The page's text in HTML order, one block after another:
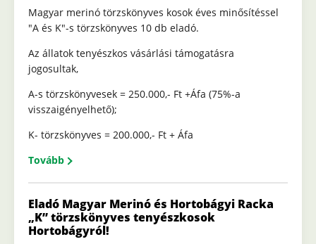
Magyar merinó törzskönyves kosok éves minősítéssel
"A és K"-s törzskönyves 10 db eladó.
Az állatok tenyészkos vásárlási támogatásra
jogosultak,
A-s törzskönyvesek = 250.000,- Ft +Áfa (75%-a
visszaigényelhető);
K- törzskönyves = 200.000,- Ft + Áfa
Tovább
Eladó Magyar Merinó és Hortobágyi Racka
„K” törzskönyves tenyészkosok
Hortobágyról!